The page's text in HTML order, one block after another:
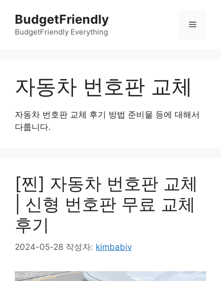
BudgetFriendly
BudgetFriendly Everything
메
자동차 번호판 교체
자동차 번호판 교체 후기 방법 준비물 등에 대해서
다룹니다.
[찐] 자동차 번호판 교체
| 신형 번호판 무료 교체
후기
2024-05-28 작성자: kimbabiv